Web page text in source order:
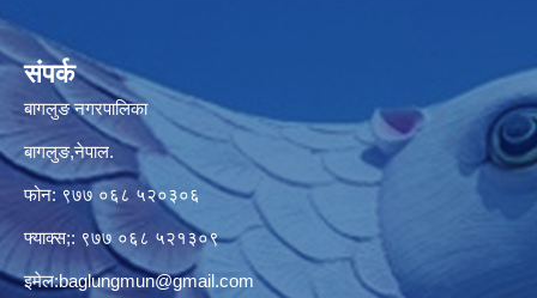
संपर्क
बागलुङ नगरपालिका
बागलुङ,नेपाल.
फोन: ९७७ ०६८ ५२०३०६
फ्याक्स;: ९७७ ०६८ ५२१३०९
इमेल:baglungmun@gmail.com